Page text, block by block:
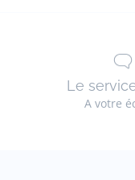
Le
A votre